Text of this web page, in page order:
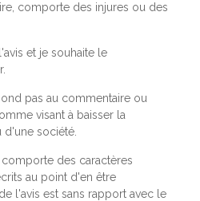
comporte des injures ou des
et je souhaite le
pas au commentaire ou
visant à baisser la
société.
comporte des caractères
au point d'en être
l'avis est sans rapport avec le